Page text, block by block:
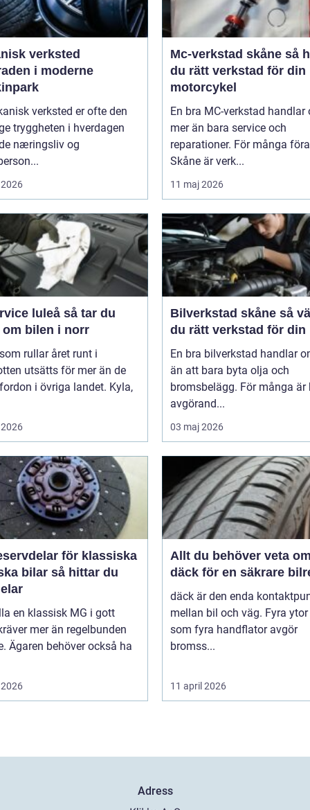
verksted
i moderne
verksted er ofte den
tryggheten i hverdagen
næringsliv og
Mc-verkstad skåne så hittar
du rätt verkstad för din
motorcykel
En bra MC-verkstad handlar
mer än bara service och
reparationer. För många
Skåne är verk...
11 maj 2026
luleå så tar du
om bilen i norr
rullar året runt i
utsätts för mer än de
i övriga landet. Kyla,
Bilverkstad skåne så väljer
du rätt verkstad för din
En bra bilverkstad handlar
än att bara byta olja och
bromsbelägg. För många är
avgörand...
03 maj 2026
för klassiska
så hittar du
en klassisk MG i gott
mer än regelbunden
Ägaren behöver också ha
Allt du behöver veta
däck för en säkrare
däck är den enda
mellan bil och väg. Fyra
som fyra handflator avgör
bromss...
11 april 2026
Adress